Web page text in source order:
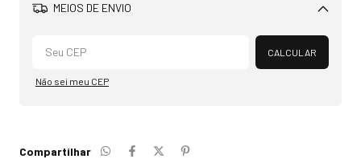
MEIOS DE ENVIO
Alterar CEP
CALCULAR
Não sei meu CEP
Compartilhar